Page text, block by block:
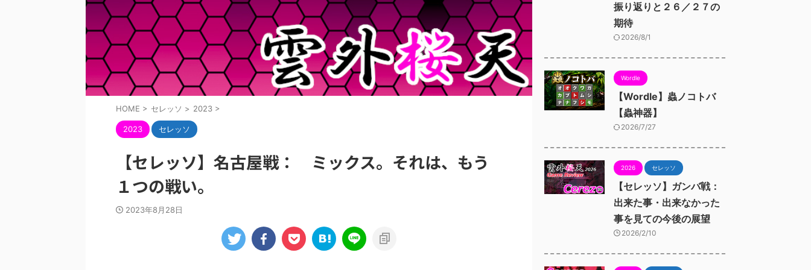
HOME > セレッソ > 2023 >
2023 セレッソ
【セレッソ】名古屋戦： ミックス。それは、もう
１つの戦い。
2023年8月28日
振り返りと２６／２７の
期待
2026/8/1
Wordle
【Wordle】蟲ノコトバ
【蟲神器】
2026/7/27
2026 セレッソ
【セレッソ】ガンバ戦：
出来た事・出来なかった
事を見ての今後の展望
2026/2/10